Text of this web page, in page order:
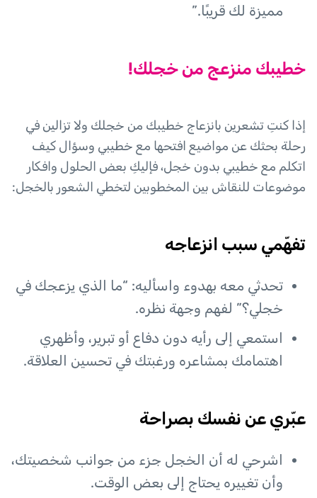
مميزة لك قريبًا.”
خطيبك منزعج من خجلك!
إذا كنتِ تشعرين بانزعاج خطيبك من خجلك ولا تزالين في
رحلة بحثك عن مواضيع افتحها مع خطيبي وسؤال كيف
اتكلم مع خطيبي بدون خجل، فإليكِ بعض الحلول وافكار
موضوعات للنقاش بين المخطوبين لتخطي الشعور بالخجل:
تفهّمي سبب انزعاجه
تحدثي معه بهدوء واسأليه: “ما الذي يزعجك في
خجلي؟” لفهم وجهة نظره.
استمعي إلى رأيه دون دفاع أو تبرير، وأظهري
اهتمامك بمشاعره ورغبتك في تحسين العلاقة.
عبّري عن نفسك بصراحة
اشرحي له أن الخجل جزء من جوانب شخصيتك،
وأن تغييره يحتاج إلى بعض الوقت.